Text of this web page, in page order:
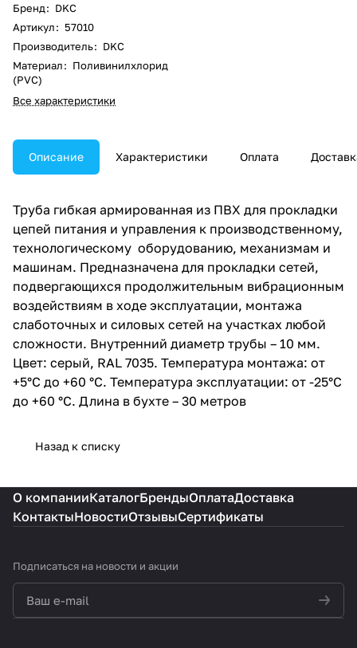
Бренд: DKC
Артикул: 57010
Производитель: DKC
Материал: Поливинилхлорид
(PVC)
Все характеристики
Описание Характеристики Оплата
Труба гибкая армированная из ПВХ для прокладки
цепей питания и управления к производственному,
технологическому оборудованию, механизмам и
машинам. Предназначена для прокладки сетей,
подвергающихся продолжительным вибрационным
воздействиям в ходе эксплуатации, монтажа
слаботочных и силовых сетей на участках любой
сложности. Внутренний диаметр трубы – 10 мм.
Цвет: серый, RAL 7035. Температура монтажа: от
+5°С до +60 °С. Температура эксплуатации: от -25°С
до +60 °С. Длина в бухте – 30 метров
Назад к списку
О компанииКаталогБрендыОплатаДоставка
КонтактыНовостиОтзывыСертификаты
Подписаться на новости и акции